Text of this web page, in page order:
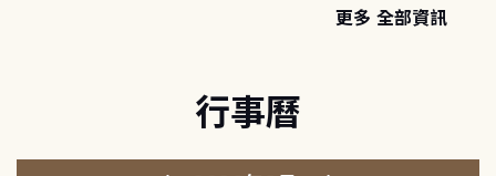
更多 全部資訊
行事曆